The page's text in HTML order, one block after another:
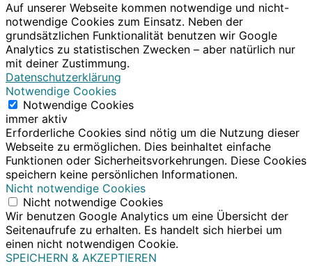
Auf unserer Webseite kommen notwendige und nicht-
notwendige Cookies zum Einsatz. Neben der
grundsätzlichen Funktionalität benutzen wir Google
Analytics zu statistischen Zwecken – aber natürlich nur
mit deiner Zustimmung.
Datenschutzerklärung
Notwendige Cookies
Notwendige Cookies
immer aktiv
Erforderliche Cookies sind nötig um die Nutzung dieser
Webseite zu ermöglichen. Dies beinhaltet einfache
Funktionen oder Sicherheitsvorkehrungen. Diese Cookies
speichern keine persönlichen Informationen.
Nicht notwendige Cookies
Nicht notwendige Cookies
Wir benutzen Google Analytics um eine Übersicht der
Seitenaufrufe zu erhalten. Es handelt sich hierbei um
einen nicht notwendigen Cookie.
SPEICHERN & AKZEPTIEREN